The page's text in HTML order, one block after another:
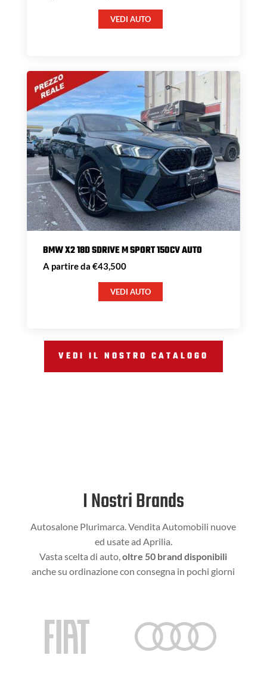
VEDI AUTO
BMW X2 18D SDRIVE M SPORT 150CV AUTO
A partire da €43,500
VEDI AUTO
VEDI IL NOSTRO CATALOGO
I Nostri Brands
Autosalone Plurimarca. Vendita Automobili nuove
ed usate ad Aprilia.
Vasta scelta di auto,oltre 50 brand disponibili
anche su ordinazione con consegna in pochi giorni